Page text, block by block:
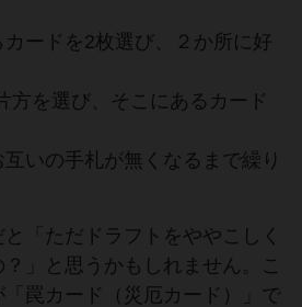
ードを2枚選び、２か所に好
を選び、そこにあるカード
いの手札が無くなるまで繰り
「ただドラフトをややこしく
？」と思うかもしれません。こ
罠カード（災厄カード）」で